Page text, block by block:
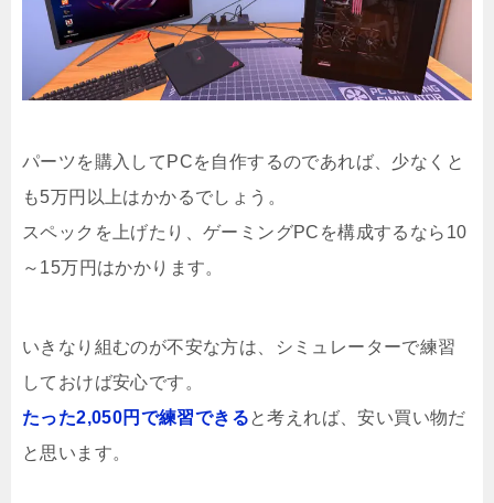
パーツを購入してPCを自作するのであれば、少なくと
も5万円以上はかかるでしょう。
スペックを上げたり、ゲーミングPCを構成するなら10
～15万円はかかります。
いきなり組むのが不安な方は、シミュレーターで練習
しておけば安心です。
たった2,050円で練習できると考えれば、安い買い物だ
と思います。